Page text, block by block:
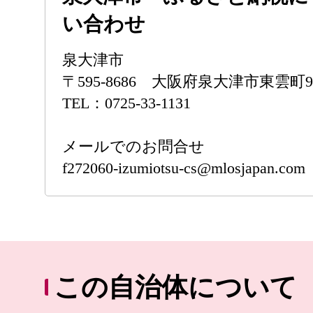
い合わせ
泉大津市
〒595-8686 大阪府泉大津市東雲町
TEL：0725-33-1131
メールでのお問合せ
f272060-izumiotsu-cs@mlosjapan.com
この自治体について